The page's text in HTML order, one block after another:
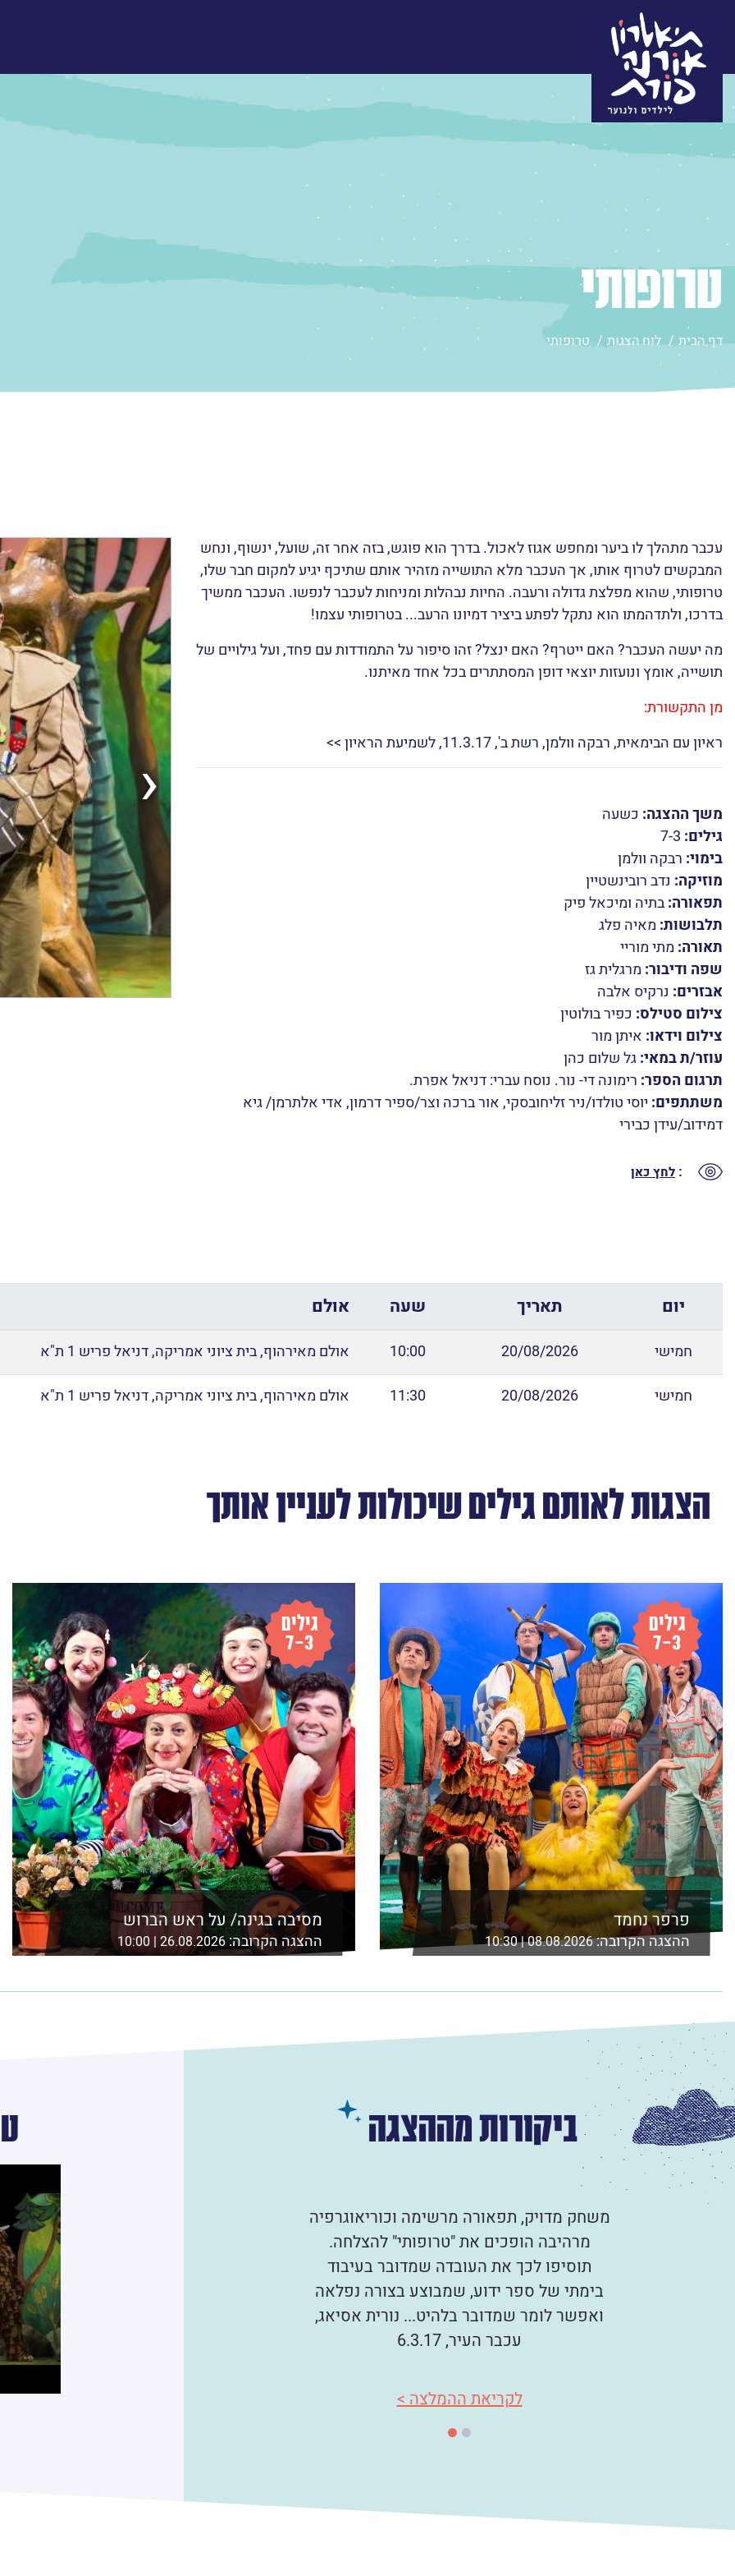
טרופותי
דף הבית לוח הצגות טרופותי
עכבר מתהלך לו ביער ומחפש אגוז לאכול. בדרך הוא פוגש, בזה אחר זה, שועל, ינשוף, ונחש
המבקשים לטרוף אותו, אך העכבר מלא התושייה מזהיר אותם שתיכף יגיע למקום חבר שלו,
טרופותי, שהוא מפלצת גדולה ורעבה. החיות נבהלות ומניחות לעכבר לנפשו. העכבר ממשיך
בדרכו, ולתדהמתו הוא נתקל לפתע ביציר דמיונו הרעב... בטרופותי עצמו!
מה יעשה העכבר? האם ייטרף? האם ינצל? זהו סיפור על התמודדות עם פחד, ועל גילויים של
תושייה, אומץ ונועזות יוצאי דופן המסתתרים בכל אחד מאיתנו.
מן התקשורת:
ראיון עם הבימאית, רבקה וולמן, רשת ב', 11.3.17,
לשמיעת הראיון >>
משך ההצגה: כשעה
גילים: 7-3
בימוי: רבקה וולמן
מוזיקה: נדב רובינשטיין
תפאורה:בתיה ומיכאל פיק
תלבושות: מאיה פלג
תאורה: מתי מוריי
שפה ודיבור: מרגלית גז
אבזרים: נרקיס אלבה
צילום סטילס: כפיר בולוטין
צילום וידאו: איתן מור
עוזר/ת במאי:גל שלום כהן
תרגום הספר: רימונה די- נור. נוסח עברי: דניאל אפרת.
משתתפים: יוסי טולדו/ניר זליחובסקי, אור ברכה וצר/ספיר דרמון, אדי אלתרמן/ גיא
דמידוב/עידן כבירי
: לחץ כאן
‹
יום תאריך שעה אולם
חמישי 20/08/2026
10:00
אולם מאירהוף, בית ציוני אמריקה, דניאל פריש 1 ת"א
חמישי
20/08/2026
11:30 אולם מאירהוף, בית ציוני אמריקה, דניאל פריש 1 ת"א
הצגות לאותם גילים שיכולות לעניין אותך
פרפר נחמד
ההצגה הקרובה:08.08.2026 | 10:30
אולם מאירהוף, בית ציוני אמריקה ת"א
לפרטים נוספים ורכישה
מסיבה בגינה/ על ראש הברוש
ההצגה הקרובה:26.08.2026 | 10:00
אולם אסיא, מוזיאון ת"א,שד' שאול המלך 21 ת"א
לפרטים נוספים ורכישה
ביקורות מההצגה
משחק מדויק, תפאורה מרשימה וכוריאוגרפיה
מרהיבה הופכים את "טרופותי" להצלחה.
תוסיפו לכך את העובדה שמדובר בעיבוד
בימתי של ספר ידוע, שמבוצע בצורה נפלאה
ואפשר לומר שמדובר בלהיט... נורית אסיאג,
עכבר העיר, 6.3.17
לקריאת ההמלצה >